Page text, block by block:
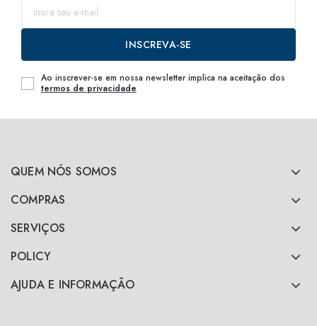
QUEM NÓS SOMOS
COMPRAS
SERVIÇOS
POLICY
AJUDA E INFORMAÇÃO
INSCREVA-SE
Ao inscrever-se em nossa newsletter implica na aceitação dos
termos de privacidade